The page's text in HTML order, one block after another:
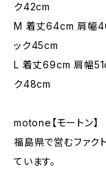
ク42cm
M 着丈64cm 肩幅
ック45cm
L 着丈69cm 肩幅
ク48cm
motone【モートン】
福島県で営むファク
ています。